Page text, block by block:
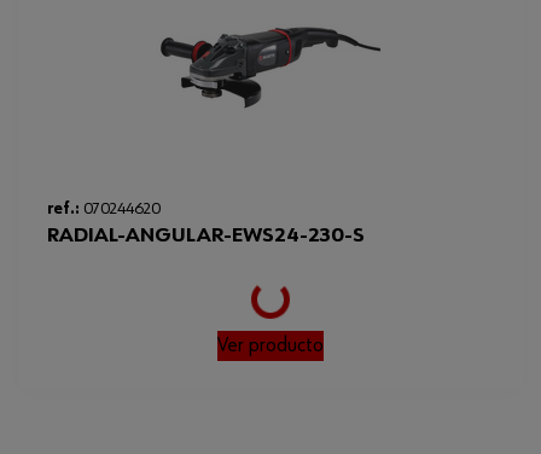
ref.: 070244620
RADIAL-ANGULAR-EWS24-230-S
Loading...
Ver producto